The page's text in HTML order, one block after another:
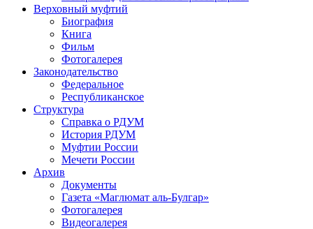
Верховный муфтий
Биография
Книга
Фильм
Фотогалерея
Законодательство
Федеральное
Республиканское
Структура
Справка о РДУМ
История РДУМ
Муфтии России
Мечети России
Архив
Документы
Газета «Маглюмат аль-Булгар»
Фотогалерея
Видеогалерея